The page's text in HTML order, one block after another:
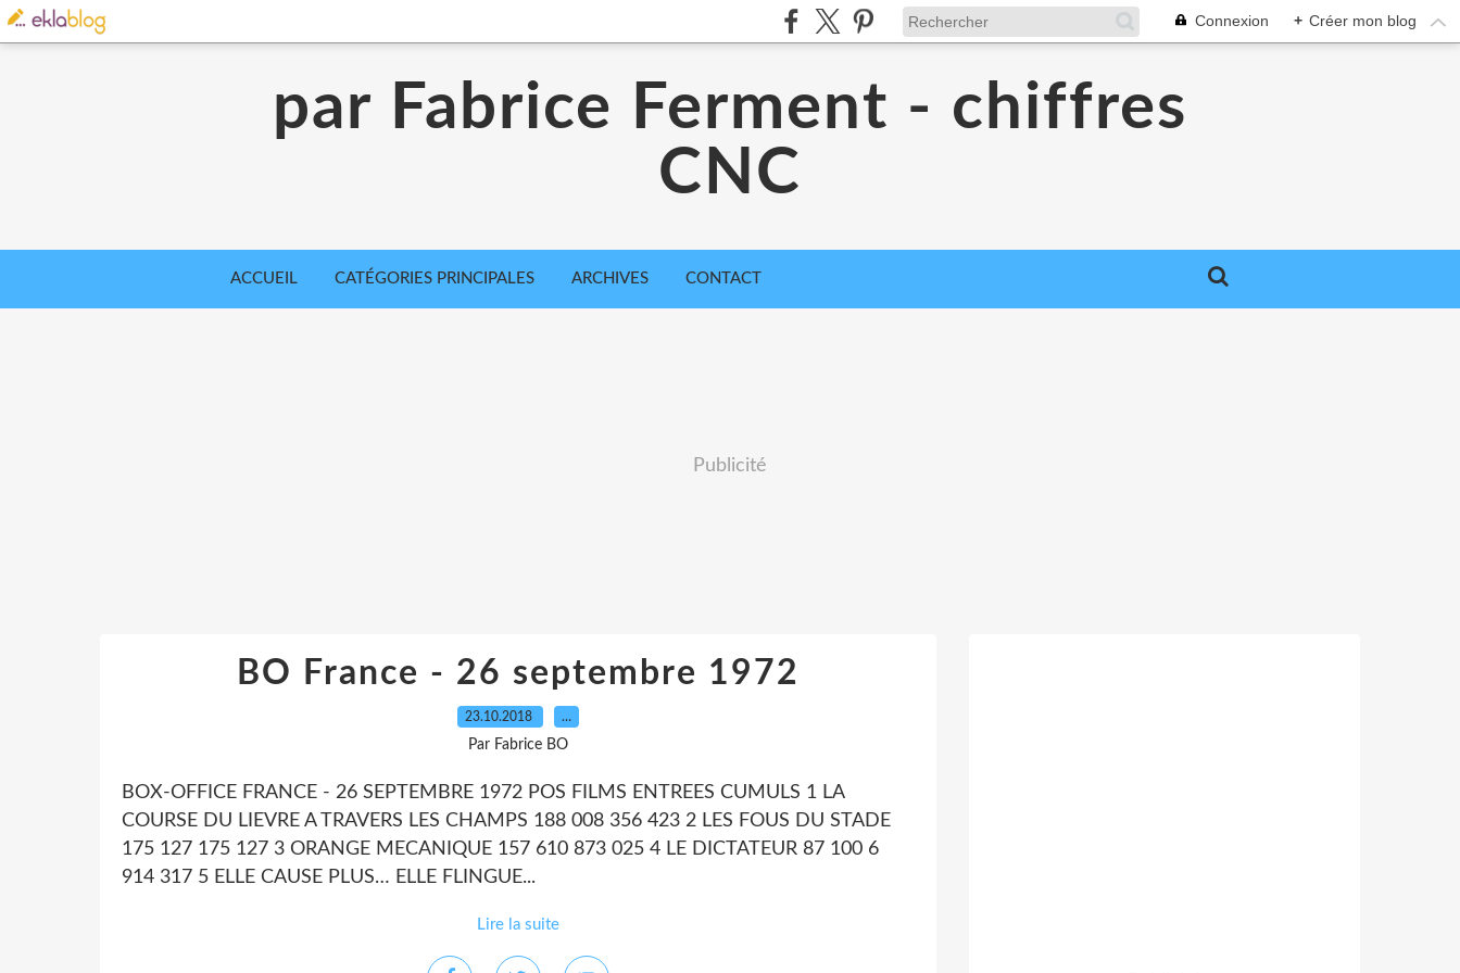
Connexion + Créer mon blog
par Fabrice Ferment - chiffres
CNC
ACCUEIL CATÉGORIES PRINCIPALES ARCHIVES CONTACT
Publicité
BO France - 26 septembre 1972
23.10.2018 …
Par Fabrice BO
BOX-OFFICE FRANCE - 26 SEPTEMBRE 1972 POS FILMS ENTREES CUMULS 1 LA
COURSE DU LIEVRE A TRAVERS LES CHAMPS 188 008 356 423 2 LES FOUS DU STADE
175 127 175 127 3 ORANGE MECANIQUE 157 610 873 025 4 LE DICTATEUR 87 100 6
914 317 5 ELLE CAUSE PLUS… ELLE FLINGUE...
Lire la suite